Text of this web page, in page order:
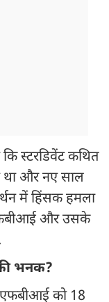
स्टरडिवेंट कथित
था और नए साल
में हिंसक हमला
और उसके
भनक?
को 18